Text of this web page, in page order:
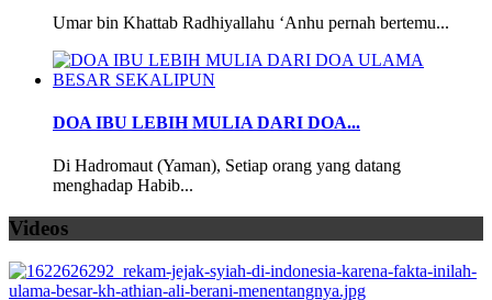
Umar bin Khattab Radhiyallahu ‘Anhu pernah bertemu...
DOA IBU LEBIH MULIA DARI DOA...
Di Hadromaut (Yaman), Setiap orang yang datang
menghadap Habib...
Videos